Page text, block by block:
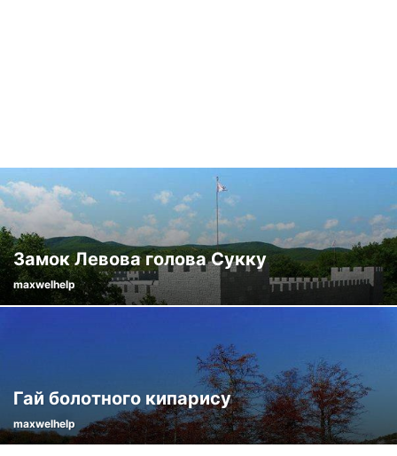
Замок Левова голова Сукку
maxwelhelp
Гай болотного кипарису
maxwelhelp